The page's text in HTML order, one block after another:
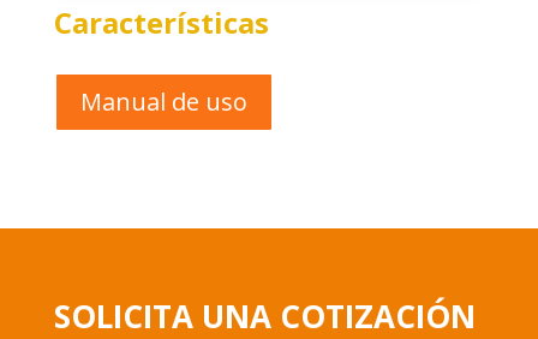
Características
Manual de uso
SOLICITA UNA COTIZACIÓN